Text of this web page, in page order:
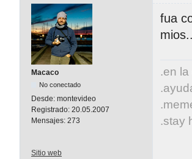
Macaco
No conectado
Desde: montevideo
Registrado: 20.05.2007
Mensajes: 273
fua
.en
.stay
Sitio web